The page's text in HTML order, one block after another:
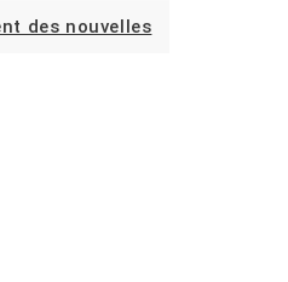
des nouvelles